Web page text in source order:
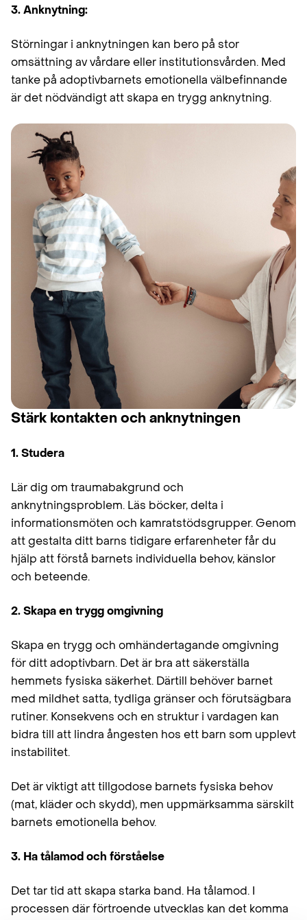
3. Anknytning:
Störningar i anknytningen kan bero på stor
omsättning av vårdare eller institutionsvården. Med
tanke på adoptivbarnets emotionella välbefinnande
är det nödvändigt att skapa en trygg anknytning.
Stärk kontakten och anknytningen
1. Studera
Lär dig om traumabakgrund och
anknytningsproblem. Läs böcker, delta i
informationsmöten och kamratstödsgrupper. Genom
att gestalta ditt barns tidigare erfarenheter får du
hjälp att förstå barnets individuella behov, känslor
och beteende.
2. Skapa en trygg omgivning
Skapa en trygg och omhändertagande omgivning
för ditt adoptivbarn. Det är bra att säkerställa
hemmets fysiska säkerhet. Därtill behöver barnet
med mildhet satta, tydliga gränser och förutsägbara
rutiner. Konsekvens och en struktur i vardagen kan
bidra till att lindra ångesten hos ett barn som upplevt
instabilitet.
Det är viktigt att tillgodose barnets fysiska behov
(mat, kläder och skydd), men uppmärksamma särskilt
barnets emotionella behov.
3. Ha tålamod och förståelse
Det tar tid att skapa starka band. Ha tålamod. I
processen där förtroende utvecklas kan det komma